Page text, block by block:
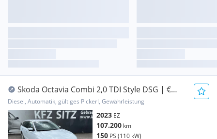
Skoda Octavia Combi 2,0 TDI Style DSG | €
47.200
Diesel, Automatik, gültiges Pickerl, Gewährleistung
2023 EZ
107.200 km
150 PS (110 kW)